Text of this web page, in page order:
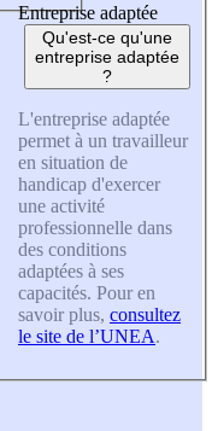
Entreprise adaptée
Qu'est-ce qu'une
entreprise adaptée
?
L'entreprise adaptée
permet à un travailleur
en situation de
handicap d'exercer
une activité
professionnelle dans
des conditions
adaptées à ses
capacités. Pour en
savoir plus, consultez
le site de l’UNEA.